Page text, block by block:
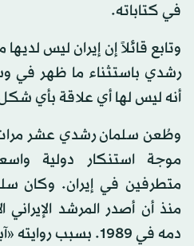
في كتاباته.
وتابع قائلاً إن إيران ليس
رشدي باستثناء ما ظهر في
أنه ليس لها أي علاقة بأي
وطُعن سلمان رشدي عشر
موجة استنكار دولية
متطرفين في إيران. وكان
منذ أن أصدر المرشد
دمه في 1989. بسبب روايته «آيات شيطانيّة».